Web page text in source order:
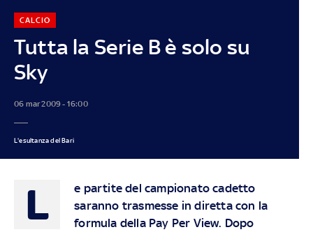
Tutta la Serie B è solo su
Sky
CALCIO
06 mar 2009 - 16:00
L'esultanza del Bari
L
e partite del campionato cadetto
saranno trasmesse in diretta con la
formula della Pay Per View. Dopo